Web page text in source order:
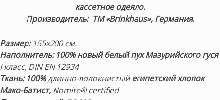
кассетное одеяло.
Производитель: ТМ «Brinkhaus», Германия.
Размер:155х200 см.
Наполнитель: 100% новый белый пух Мазурийского гуся
I класс, DIN EN 12934
Ткань: 100%длинно-волокнистыйегипетский хлопок
Мако-Батист, Nomite® certified